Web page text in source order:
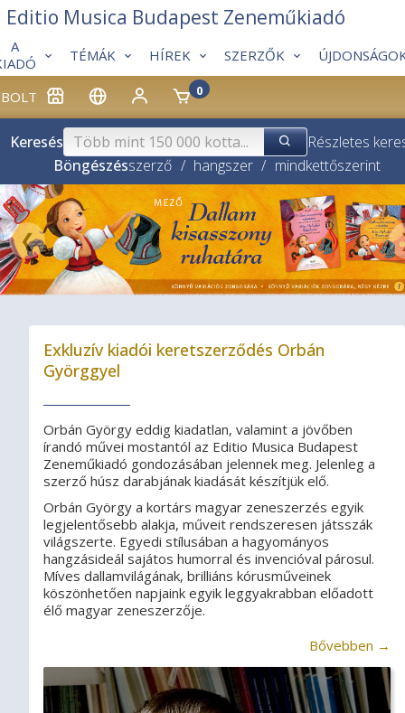
BOLT 0
A
TÉMÁK HÍREK SZERZŐK
Editio Musica Budapest Zeneműkiadó
Keresés
Részletes
Böngészésszerző / hangszer / mindkettőszerint
❮
Exkluzív kiadói keretszerződés Orbán
Györggyel
Orbán György eddig kiadatlan, valamint a jövőben
írandó művei mostantól az Editio Musica Budapest
Zeneműkiadó gondozásában jelennek meg. Jelenleg a
szerző húsz darabjának kiadását készítjük elő.
Orbán György a kortárs magyar zeneszerzés egyik
legjelentősebb alakja, műveit rendszeresen játsszák
világszerte. Egyedi stílusában a hagyományos
hangzásideál sajátos humorral és invencióval párosul.
Míves dallamvilágának, brilliáns kórusműveinek
köszönhetően napjaink egyik leggyakrabban előadott
élő magyar zeneszerzője.
Bővebben →